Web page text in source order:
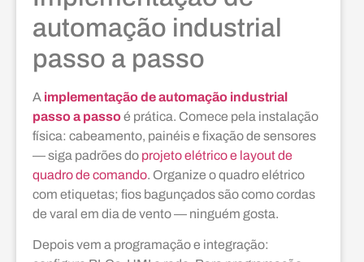
automação industrial
passo a passo
A implementação de automação industrial
passo a passoé prática. Comece pela instalação
física: cabeamento, painéis e fixação de sensores
— siga padrões do projeto elétrico e layout de
quadro de comando. Organize o quadro elétrico
com etiquetas; fios bagunçados são como cordas
de varal em dia de vento — ninguém gosta.
Depois vem a programação e integração: